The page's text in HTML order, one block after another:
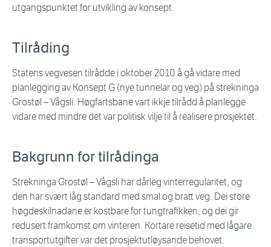
utgangspunktet for utvikling av konsept.
Tilråding
Statens vegvesen tilrådde i oktober 2010 å gå vidare med
planlegging av Konsept G (nye tunnelar og veg) på strekninga
Grostøl – Vågsli. Høgfartsbane vart ikkje tilrådd å planlegge
vidare med mindre det var politisk vilje til å realisere prosjektet.
Bakgrunn for tilrådinga
Strekninga Grostøl –Vågsli har dårleg vinterregularitet, og
den har svært låg standard med smal og bratt veg. Dei store
høgdeskilnadane er kostbare for tungtrafikken, og dei gir
redusert framkomst om vinteren. Kortare reisetid med lågare
transportutgifter var det prosjektutløysande behovet.